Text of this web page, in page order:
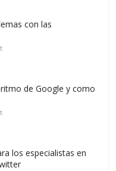
con las
de Google y como
los especialistas en